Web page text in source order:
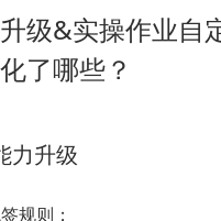
级&实操作业自
了哪些？
力升级
规则；